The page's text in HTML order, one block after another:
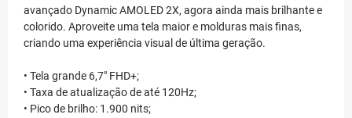
avançado Dynamic AMOLED 2X, agora ainda mais brilhante e
colorido. Aproveite uma tela maior e molduras mais finas,
criando uma experiência visual de última geração.
• Tela grande 6,7" FHD+;
• Taxa de atualização de até 120Hz;
• Pico de brilho: 1.900 nits;